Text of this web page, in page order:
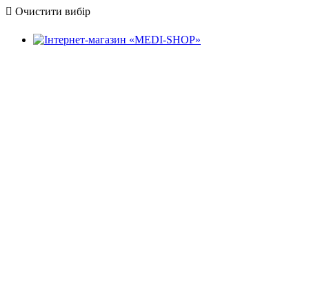
Очистити вибір